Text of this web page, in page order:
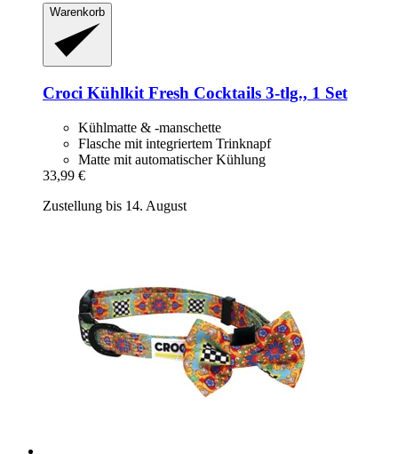
Warenkorb
Croci Kühlkit Fresh Cocktails 3-​tlg., 1 Set
Kühlmatte & -manschette
Flasche mit integriertem Trinknapf
Matte mit automatischer Kühlung
33,99 €
Zustellung bis 14. August